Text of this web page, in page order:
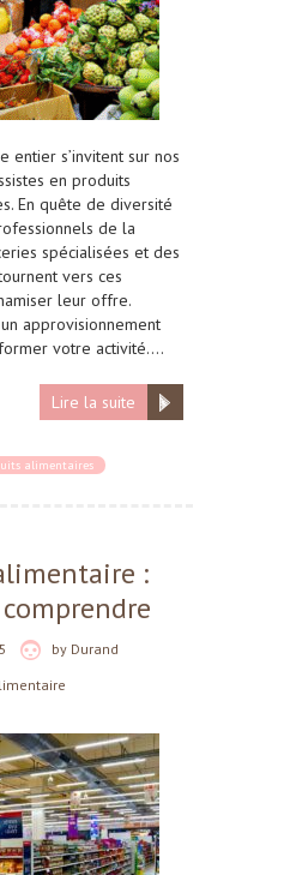
entier s’invitent sur nos
en produits
En quête de diversité
de la
spécialisées et des
vers ces
leur offre.
approvisionnement
votre activité….
Lire la suite
alimentaires
:
by Durand